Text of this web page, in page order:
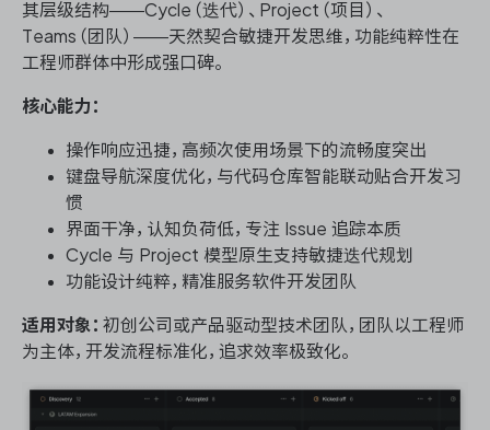
其层级结构——Cycle（迭代）、Project（项目）、
Teams（团队）——天然契合敏捷开发思维，功能纯粹性在
工程师群体中形成强口碑。
核心能力：
操作响应迅捷，高频次使用场景下的流畅度突出
键盘导航深度优化，与代码仓库智能联动贴合开发习
惯
界面干净，认知负荷低，专注 Issue 追踪本质
Cycle 与 Project 模型原生支持敏捷迭代规划
功能设计纯粹，精准服务软件开发团队
适用对象： 初创公司或产品驱动型技术团队，团队以工程师
为主体，开发流程标准化，追求效率极致化。